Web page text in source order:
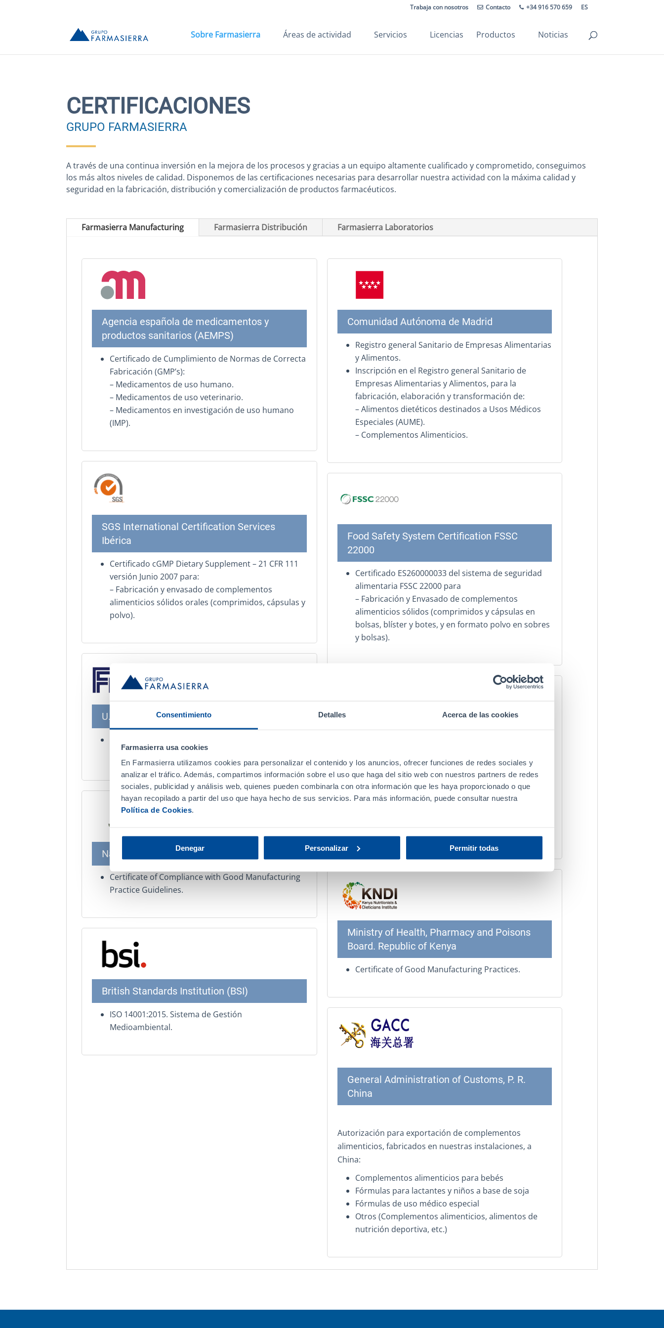
Consentimiento Detalles Acerca de las cookies
Farmasierra usa cookies
En Farmasierra utilizamos cookies para personalizar el contenido y los anuncios, ofrecer funciones de redes sociales y
analizar el tráfico. Además, compartimos información sobre el uso que haga del sitio web con nuestros partners de redes
sociales, publicidad y análisis web, quienes pueden combinarla con otra información que les haya proporcionado o que
hayan recopilado a partir del uso que haya hecho de sus servicios. Para más información, puede consultar nuestra
Política de Cookies.
Denegar Personalizar Permitir todas
Trabaja con nosotros Contacto +34 916 570 659 ES
Sobre Farmasierra Áreas de actividad Servicios Licencias Productos Noticias
CERTIFICACIONES
GRUPO FARMASIERRA
A través de una continua inversión en la mejora de los procesos y gracias a un equipo altamente cualificado y comprometido, conseguimos
los más altos niveles de calidad. Disponemos de las certificaciones necesarias para desarrollar nuestra actividad con la máxima calidad y
seguridad en la fabricación, distribución y comercialización de productos farmacéuticos.
Farmasierra Manufacturing Farmasierra Distribución Farmasierra Laboratorios
Agencia española de medicamentos y
productos sanitarios (AEMPS)
Certificado de Cumplimiento de Normas de Correcta
Fabricación (GMP’s):
– Medicamentos de uso humano.
– Medicamentos de uso veterinario.
– Medicamentos en investigación de uso humano
(IMP).
SGS International Certification Services
Ibérica
Certificado cGMP Dietary Supplement – 21 CFR 111
versión Junio 2007 para:
– Fabricación y envasado de complementos
alimenticios sólidos orales (comprimidos, cápsulas y
polvo).
U.S. Food and Drug Administration (FDA)
Practice (CGMP).
National Drug Authority-Uganda
Certificate of Compliance with Good Manufacturing
Practice Guidelines.
British Standards Institution (BSI)
ISO 14001:2015. Sistema de Gestión
Medioambiental.
Comunidad Autónoma de Madrid
Registro general Sanitario de Empresas Alimentarias
y Alimentos.
Inscripción en el Registro general Sanitario de
Empresas Alimentarias y Alimentos, para la
fabricación, elaboración y transformación de:
– Alimentos dietéticos destinados a Usos Médicos
Especiales (AUME).
– Complementos Alimenticios.
Food Safety System Certification FSSC
22000
Certificado ES260000033 del sistema de seguridad
alimentaria FSSC 22000 para
– Fabricación y Envasado de complementos
alimenticios sólidos (comprimidos y cápsulas en
bolsas, blíster y botes, y en formato polvo en sobres
y bolsas).
(ANVISA) Brasil
Certificação de Boas Prácticas de Fabricação de
Medicamentos.
Ministry of Health, Pharmacy and Poisons
Board. Republic of Kenya
Certificate of Good Manufacturing Practices.
General Administration of Customs, P. R.
China
Autorización para exportación de complementos
alimenticios, fabricados en nuestras instalaciones, a
China:
Complementos alimenticios para bebés
Fórmulas para lactantes y niños a base de soja
Fórmulas de uso médico especial
Otros (Complementos alimenticios, alimentos de
nutrición deportiva, etc.)